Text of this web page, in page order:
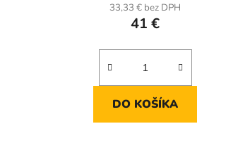
33,33 € bez DPH
41 €
DO KOŠÍKA